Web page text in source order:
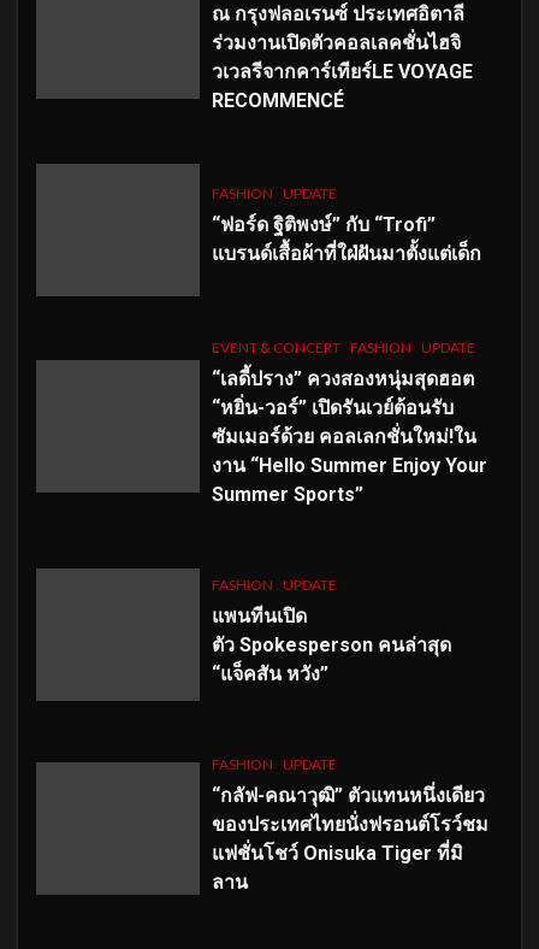
ณ กรุงฟลอเรนซ์ ประเทศอิตาลี
ร่วมงานเปิดตัวคอลเลคชั่นไฮจิ
วเวลรีจากคาร์เทียร์LE VOYAGE
RECOMMENCÉ
FASHION UPDATE
“ฟอร์ด ฐิติพงษ์” กับ “Trofi”
แบรนด์เสื้อผ้าที่ใฝ่ฝันมาตั้งแต่เด็ก
EVENT & CONCERT FASHION UPDATE
“เลดี้ปราง” ควงสองหนุ่มสุดฮอต
“หยิ่น-วอร์” เปิดรันเวย์ต้อนรับ
ซัมเมอร์ด้วย คอลเลกชั่นใหม่!ใน
งาน “Hello Summer Enjoy Your
Summer Sports”
FASHION UPDATE
แพนทีนเปิด
ตัว Spokesperson คนล่าสุด
“แจ็คสัน หวัง”
FASHION UPDATE
“กลัฟ-คณาวุฒิ” ตัวแทนหนึ่งเดียว
ของประเทศไทยนั่งฟรอนต์โรว์ชม
แฟชั่นโชว์ Onisuka Tiger ที่มิ
ลาน